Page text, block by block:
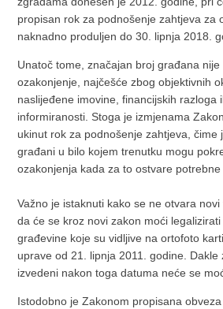
propisan rok za podnošenje zahtjeva za
naknadno produljen do 30. lipnja 2018.
Unatoč tome, značajan broj građana
ozakonjenje, najčešće zbog objektivnih
naslijeđene imovine, financijskih razloga
informiranosti. Stoga je izmjenama
ukinut rok za podnošenje zahtjeva, čime
građani u bilo kojem trenutku mogu
ozakonjenja kada za to ostvare potrebne
Važno je istaknuti kako se ne otvara
da će se kroz novi zakon moći
građevine koje su vidljive na ortofoto
uprave od 21. lipnja 2011. godine. Dakle
izvedeni nakon toga datuma neće se
Istodobno je Zakonom propisana